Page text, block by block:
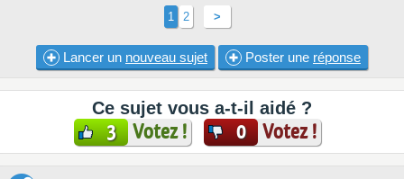
1 2 >
Lancer un nouveau sujet Poster une réponse
Ce sujet vous a-t-il aidé ?
3 Votez ! 0 Votez !